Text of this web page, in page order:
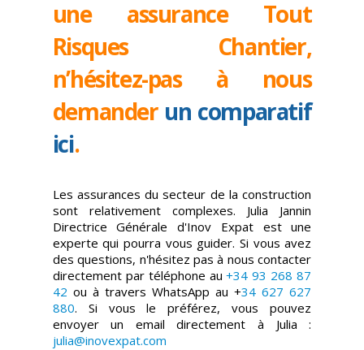
une assurance Tout
Risques Chantier,
n’hésitez-pas à nous
demander un comparatif
ici.
Les assurances du secteur de la construction
sont relativement complexes. Julia Jannin
Directrice Générale d'Inov Expat est une
experte qui pourra vous guider. Si vous avez
des questions, n'hésitez pas à nous contacter
directement par téléphone au+34 93 268 87
42 ou à travers WhatsApp au +34 627 627
880. Si vous le préférez, vous pouvez
envoyer un email directement à Julia :
julia@inovexpat.com